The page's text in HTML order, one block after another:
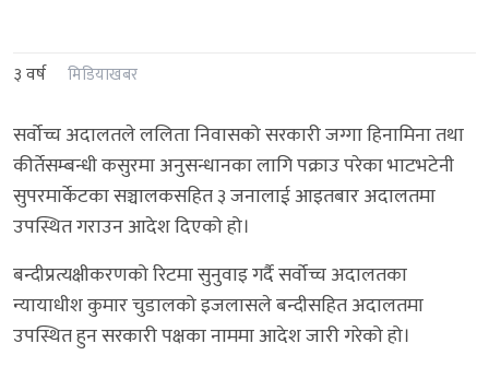
३ वर्ष मिडियाखबर
सर्वोच्च अदालतले ललिता निवासको सरकारी जग्गा हिनामिना तथा
कीर्तेसम्बन्धी कसुरमा अनुसन्धानका लागि पक्राउ परेका भाटभटेनी
सुपरमार्केटका सञ्चालकसहित ३ जनालाई आइतबार अदालतमा
उपस्थित गराउन आदेश दिएको हो।
बन्दीप्रत्यक्षीकरणको रिटमा सुनुवाइ गर्दै सर्वोच्च अदालतका
न्यायाधीश कुमार चुडालको इजलासले बन्दीसहित अदालतमा
उपस्थित हुन सरकारी पक्षका नाममा आदेश जारी गरेको हो।